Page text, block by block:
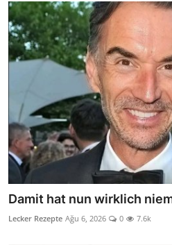
Damit hat nun wirklich
Lecker Rezepte Ağu 6, 2026 0 7.6k